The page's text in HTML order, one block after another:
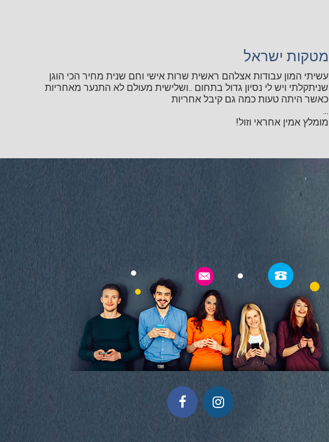
מטקות ישראל
עשיתי המון עבודות אצלהם ראשית שרות אישי וחם שנית מחיר הכי הוגן
שניתקלתי ויש לי נסיון גדול בתחום ..ושלישית מעולם לא התנער מאחריות
כאשר היתה טעות כמה גם קיבל אחריות
...
מומלץ אמין אחראי וזול!